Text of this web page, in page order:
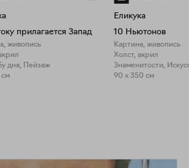
прилагается Запад
живопись
дня, Пейзаж
см
Еликука
10 Ньютонов
Картина, живопись
Холст, акрил
Знаменитости,
90 x 350 см